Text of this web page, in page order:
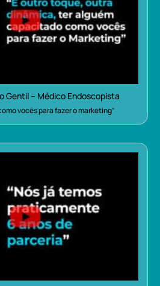
Gentil – Médico Endoscopista
vocês para fazer o marketing”